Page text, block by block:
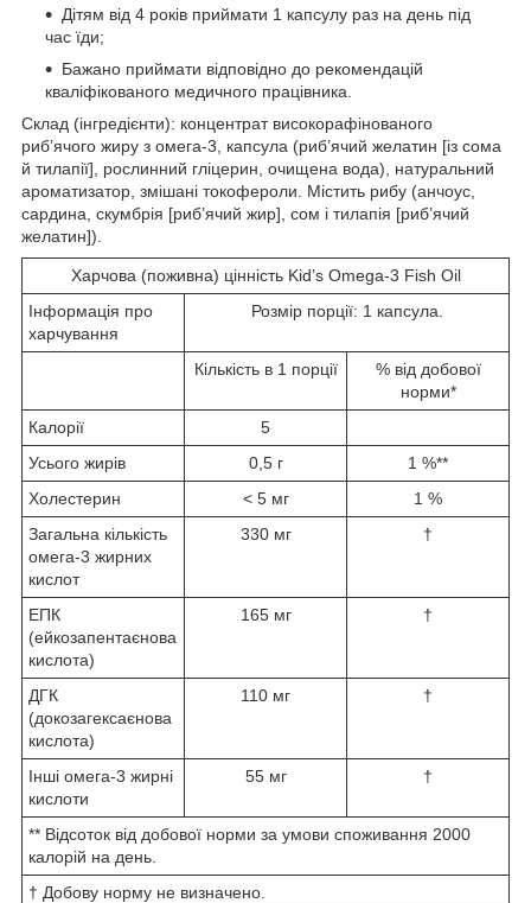
Дітям від 4 років приймати 1 капсулу раз на день під
час їди;
Бажано приймати відповідно до рекомендацій
кваліфікованого медичного працівника.
Склад (інгредієнти): концентрат високорафінованого
риб’ячого жиру з омега-3, капсула (риб’ячий желатин [із сома
й тилапії], рослинний гліцерин, очищена вода), натуральний
ароматизатор, змішані токофероли. Містить рибу (анчоус,
сардина, скумбрія [риб’ячий жир], сом і тилапія [риб’ячий
желатин]).
Харчова (поживна) цінність Kid’s Omega-3 Fish Oil
Інформація про
харчування
Розмір порції: 1 капсула.
Кількість в 1 порції
% від добової
норми*
Калорії
5
Усього жирів
0,5 г
1 %**
Холестерин
< 5 мг
1 %
Загальна кількість
омега-3 жирних
кислот
330 мг †
ЕПК
(ейкозапентаєнова
кислота)
165 мг †
ДГК
(докозагексаєнова
кислота)
110 мг †
Інші омега-3 жирні
кислоти
55 мг †
** Відсоток від добової норми за умови споживання 2000
калорій на день.
† Добову норму не визначено.